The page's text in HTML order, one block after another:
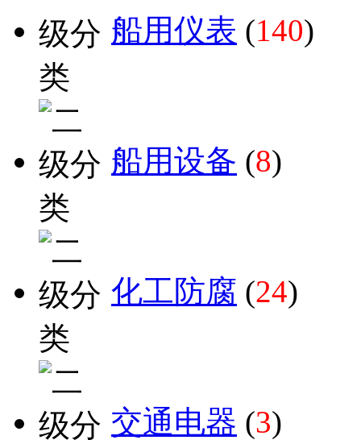
船用仪表 (140)
船用设备 (8)
化工防腐 (24)
交通电器 (3)